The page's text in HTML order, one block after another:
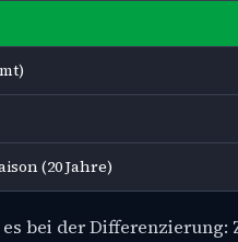
(20 Jahre)
bei der